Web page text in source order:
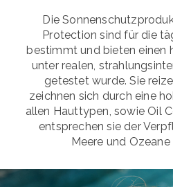
Die
Protection sind für die
bestimmt und bieten einen
unter realen,
getestet wurde. Sie
zeichnen sich durch eine
allen Hauttypen, sowie Oil
entsprechen sie der
Meere und